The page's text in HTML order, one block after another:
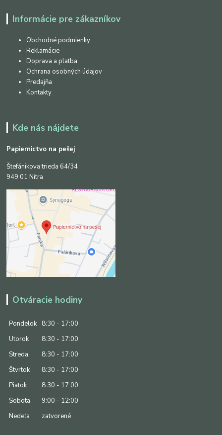
Informácie pre zákazníkov
Obchodné podmienky
Reklamácie
Doprava a platba
Ochrana osobných údajov
Predajňa
Kontakty
Kde nás nájdete
Papiernictvo na pešej
Štefánikova trieda 64/34
949 01 Nitra
Otváracie hodiny
Pondelok
8:30 - 17:00
Utorok
8:30 - 17:00
Streda
8:30 - 17:00
Štvrtok
8:30 - 17:00
Piatok
8:30 - 17:00
Sobota
9:00 - 12:00
Nedeľa
zatvorené